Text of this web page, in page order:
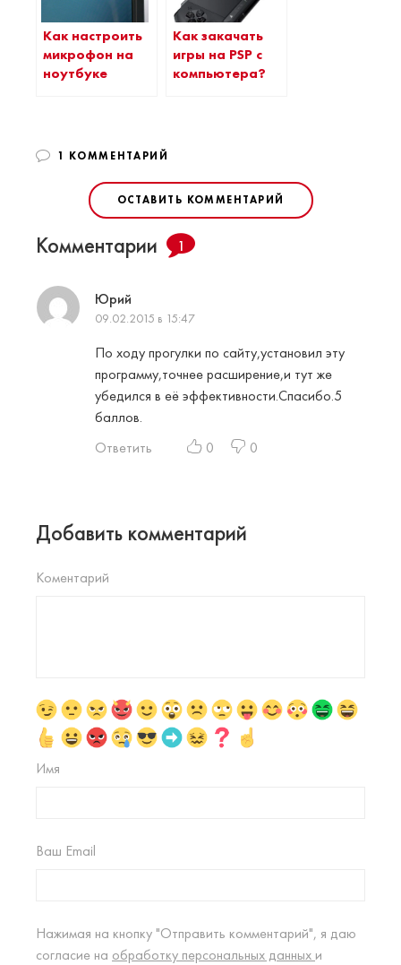
Как настроить
микрофон на
ноутбуке
Как закачать
игры на PSP с
компьютера?
1 КОММЕНТАРИЙ
ОСТАВИТЬ КОММЕНТАРИЙ
Комментарии 1
Юрий
09.02.2015 в 15:47
По ходу прогулки по сайту,установил эту
программу,точнее расширение,и тут же
убедился в её эффективности.Спасибо.5
баллов.
Ответить
0 0
Добавить комментарий
Коментарий
Имя
Ваш Email
Нажимая на кнопку "Отправить комментарий", я даю
согласие на обработку персональных данных и